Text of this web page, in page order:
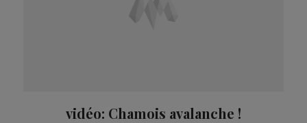
vidéo: Chamois avalanche !